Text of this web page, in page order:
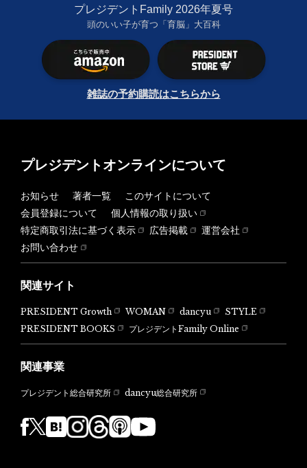
プレジデントFamily 2026年夏号
頭のいい子が育つ「育脳」大百科
雑誌の予約購読はこちらから
プレジデントオンラインについて
お知らせ 著者一覧
このサイトについて
会員登録について
個人情報の取り扱い
特定商取引法に基づく表示
広告掲載
運営会社
お問い合わせ
関連サイト
PRESIDENT Growth WOMAN dancyu
STYLE
PRESIDENT BOOKS
プレジデントFamily Online
関連事業
プレジデント総合研究所 dancyu総合研究所